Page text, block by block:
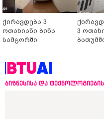
ქირავდება 3
ოთახიანი ბინა
სამგორში
3
ბიზნესისა და